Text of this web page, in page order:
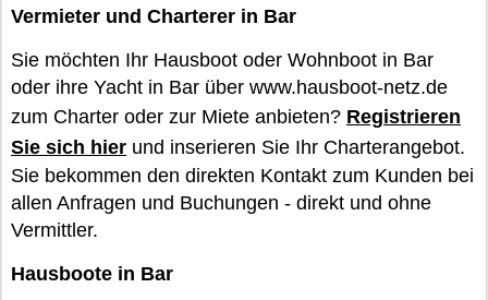
Vermieter und Charterer in Bar
Sie möchten Ihr Hausboot oder Wohnboot in Bar
oder ihre Yacht in Bar über www.hausboot-netz.de
zum Charter oder zur Miete anbieten? Registrieren
Sie sich hier und inserieren Sie Ihr Charterangebot.
Sie bekommen den direkten Kontakt zum Kunden bei
allen Anfragen und Buchungen - direkt und ohne
Vermittler.
Hausboote in Bar